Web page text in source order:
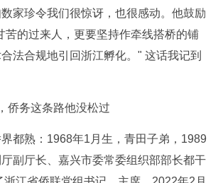
家珍令我们很惊讶，也很感动。他鼓励
苦的过来人，更要坚持作牵线搭桥的铺
法合规地引回浙江孵化。" 这话我记到
侨务这条路他没松过
都熟：1968年1月生，青田子弟，1989
副厅长、嘉兴市委常委组织部部长都干